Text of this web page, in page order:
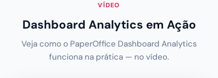
VÍDEO
Dashboard Analytics em Ação
Veja como o PaperOffice Dashboard Analytics
funciona na prática — no vídeo.